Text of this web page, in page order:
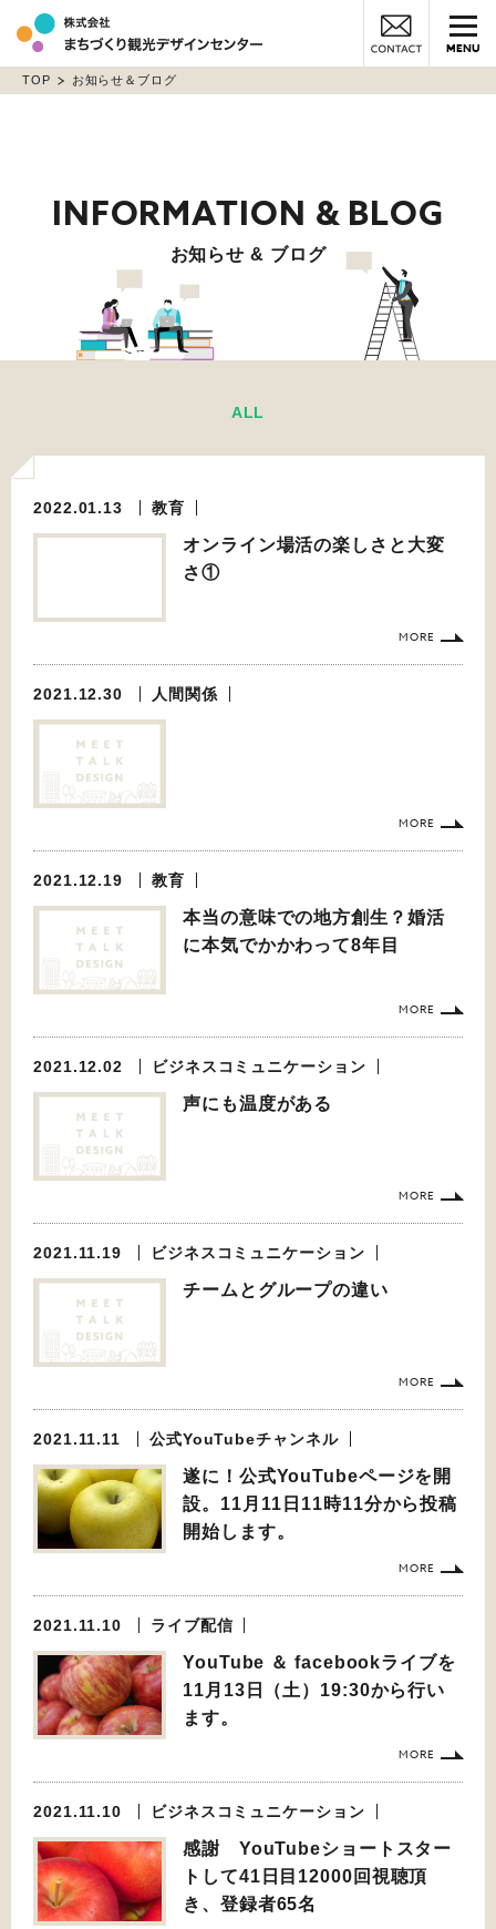
MENU
TOP お知らせ＆ブログ
お知らせ & ブログ
ALL
2022.01.13 教育
オンライン場活の楽しさと大変
さ①
MORE
2021.12.30 人間関係
MORE
2021.12.19 教育
本当の意味での地方創生？婚活
に本気でかかわって8年目
MORE
2021.12.02 ビジネスコミュニケーション
声にも温度がある
MORE
2021.11.19 ビジネスコミュニケーション
チームとグループの違い
MORE
2021.11.11 公式YouTubeチャンネル
遂に！公式YouTubeページを開
設。11月11日11時11分から投稿
開始します。
MORE
2021.11.10 ライブ配信
YouTube ＆ facebookライブを
11月13日（土）19:30から行い
ます。
MORE
2021.11.10 ビジネスコミュニケーション
感謝 YouTubeショートスター
トして41日目12000回視聴頂
き、登録者65名